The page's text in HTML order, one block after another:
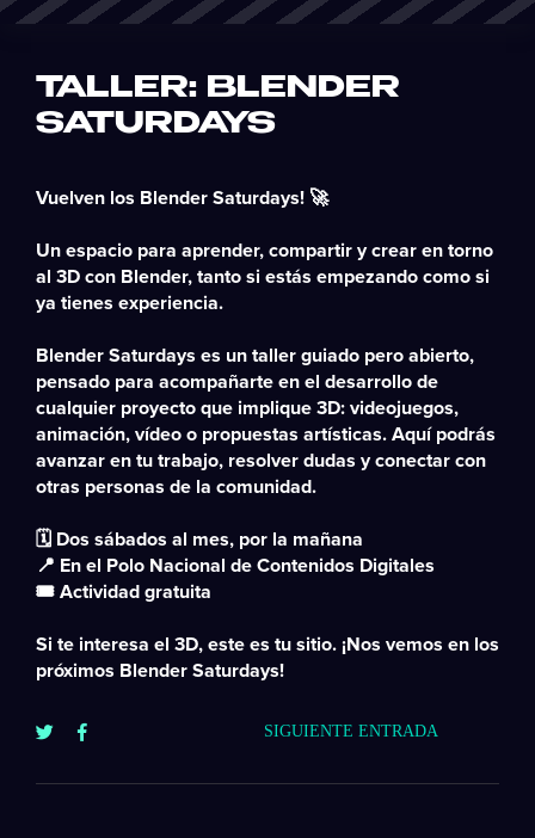
TALLER: BLENDER
SATURDAYS
Vuelven los Blender Saturdays! 🚀
Un espacio para aprender, compartir y crear en torno
al 3D con Blender, tanto si estás empezando como si
ya tienes experiencia.
Blender Saturdays es un taller guiado pero abierto,
pensado para acompañarte en el desarrollo de
cualquier proyecto que implique 3D: videojuegos,
animación, vídeo o propuestas artísticas. Aquí podrás
avanzar en tu trabajo, resolver dudas y conectar con
otras personas de la comunidad.
🗓️ Dos sábados al mes, por la mañana
📍 En el Polo Nacional de Contenidos Digitales
🎟️ Actividad gratuita
Si te interesa el 3D, este es tu sitio. ¡Nos vemos en los
próximos Blender Saturdays!
SIGUIENTE ENTRADA